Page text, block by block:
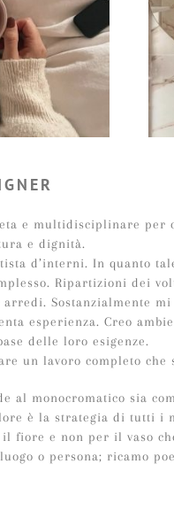
e multidisciplinare
e dignità.
d’interni. In quanto
Ripartizioni dei
Sostanzialmente mi
esperienza. Creo
delle loro esigenze.
un lavoro completo che
monocromatico sia
è la strategia di tutti i
fiore e non per il vaso
o persona; ricamo